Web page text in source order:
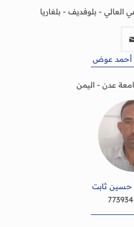
العالي - بلوفديف - بلغاريا
أحمد عوض
عدن - اليمن
ثابت